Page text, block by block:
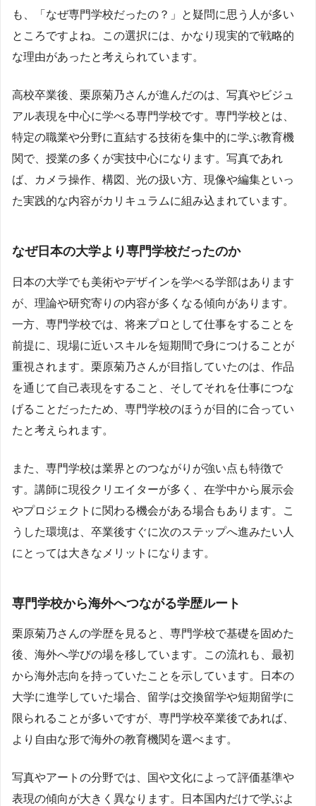
も、「なぜ専門学校だったの？」と疑問に思う人が多い
ところですよね。この選択には、かなり現実的で戦略的
な理由があったと考えられています。
高校卒業後、栗原菊乃さんが進んだのは、写真やビジュ
アル表現を中心に学べる専門学校です。専門学校とは、
特定の職業や分野に直結する技術を集中的に学ぶ教育機
関で、授業の多くが実技中心になります。写真であれ
ば、カメラ操作、構図、光の扱い方、現像や編集といっ
た実践的な内容がカリキュラムに組み込まれています。
なぜ日本の大学より専門学校だったのか
日本の大学でも美術やデザインを学べる学部はあります
が、理論や研究寄りの内容が多くなる傾向があります。
一方、専門学校では、将来プロとして仕事をすることを
前提に、現場に近いスキルを短期間で身につけることが
重視されます。栗原菊乃さんが目指していたのは、作品
を通じて自己表現をすること、そしてそれを仕事につな
げることだったため、専門学校のほうが目的に合ってい
たと考えられます。
また、専門学校は業界とのつながりが強い点も特徴で
す。講師に現役クリエイターが多く、在学中から展示会
やプロジェクトに関わる機会がある場合もあります。こ
うした環境は、卒業後すぐに次のステップへ進みたい人
にとっては大きなメリットになります。
専門学校から海外へつながる学歴ルート
栗原菊乃さんの学歴を見ると、専門学校で基礎を固めた
後、海外へ学びの場を移しています。この流れも、最初
から海外志向を持っていたことを示しています。日本の
大学に進学していた場合、留学は交換留学や短期留学に
限られることが多いですが、専門学校卒業後であれば、
より自由な形で海外の教育機関を選べます。
写真やアートの分野では、国や文化によって評価基準や
表現の傾向が大きく異なります。日本国内だけで学ぶよ